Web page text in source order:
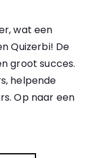
wat een
Quizerbi! De
groot succes.
helpende
Op naar een